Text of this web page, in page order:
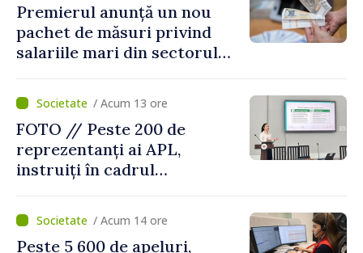
Premierul anunță un nou
pachet de măsuri privind
salariile mari din sectorul
/ Acum 13 ore
FOTO // Peste 200 de
reprezentanți ai APL,
instruiți în cadrul
Mediu privind aplicarea a
două regulamente din
/ Acum 14 ore
Peste 5 600 de apeluri,